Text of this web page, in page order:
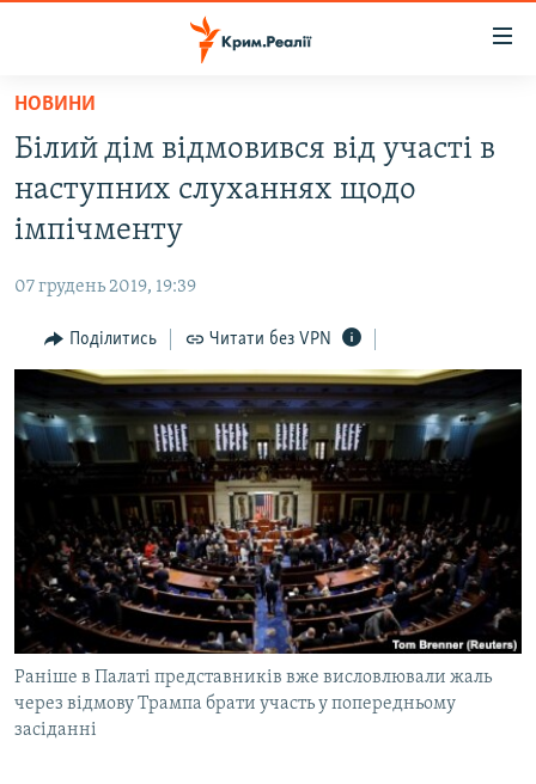
Перейти
основного
матеріалу
Перейти
до
основної
навігації
Перейти
до
пошуку
ВОДА.КРИМ
ВІДЕО ТА ФОТО
БЛОГИ
ПОГЛЯД
ІНТЕРВ'Ю
ВСЕ ЗА ДЕНЬ
СПЕЦПРОЕКТИ
ДЕПОРТАЦІЯ
ВІДЕОУРОКИ «ELIFBE»
СВІДЧЕННЯ ОКУПАЦІЇ
УКРАЇНСЬКА ПРОБЛЕМА КРИМУ
ІНФОГРАФІКА
ЯК ОБІЙТИ БЛОКУВАННЯ
Русский
Qırımtatar
ДОЛУЧАЙСЯ!
НОВИНИ
Білий дім відмовився від участі в
наступних слуханнях щодо
імпічменту
07 грудень 2019, 19:39
Поділитись Читати без VPN
Раніше в Палаті представників вже висловлювали жаль
через відмову Трампа брати участь у попередньому
засіданні